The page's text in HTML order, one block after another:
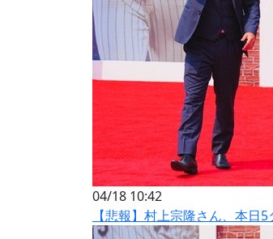
04/18 10:42
【悲報】村上宗隆さん、本日